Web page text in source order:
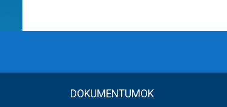
DOKUMENTUMOK